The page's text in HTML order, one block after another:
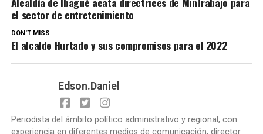
el sector de entretenimiento
DON'T MISS
El alcalde Hurtado y sus compromisos para el 2022
Edson.Daniel
Periodista del ámbito político administrativo y regional, con